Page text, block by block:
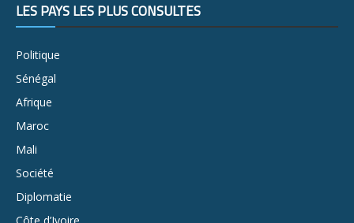
LES PAYS LES PLUS CONSULTÉS
Politique
Sénégal
Afrique
Maroc
Mali
Société
Diplomatie